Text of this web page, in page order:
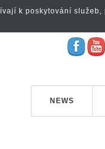
NEWS
k poskytování